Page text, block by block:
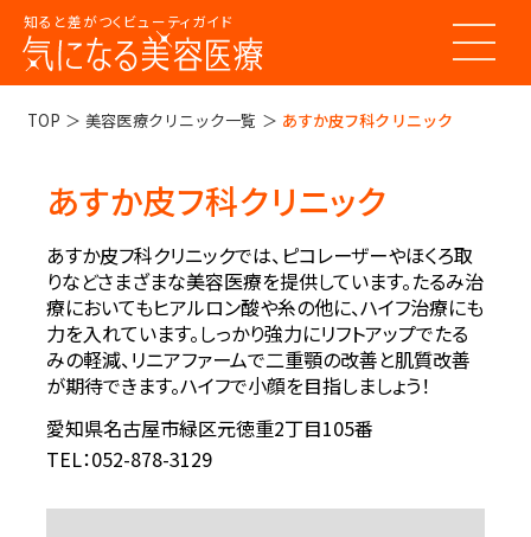
知ると差がつくビューティガイド
トップページ
美容医療ってなんだろう？
美容医療の基本情報
美容医療のスケジュール
美容医療キーワード辞典
美容医療まるわかりコラム
お悩みからコラムをさがす
コラム一覧
美容医療クリニック紹介
LINE 友だち登録
TOP 美容医療クリニック一覧 あすか皮フ科クリニック
あすか皮フ科クリニック
あすか皮フ科クリニックでは、ピコレーザーやほくろ取
りなどさまざまな美容医療を提供しています。たるみ治
療においてもヒアルロン酸や糸の他に、ハイフ治療にも
力を入れています。しっかり強力にリフトアップでたる
みの軽減、リニアファームで二重顎の改善と肌質改善
が期待できます。ハイフで小顔を目指しましょう！
愛知県名古屋市緑区元徳重2丁目105番
TEL：052-878-3129